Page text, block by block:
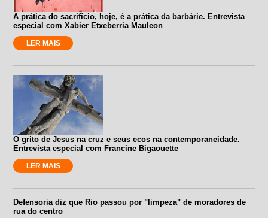
A prática do sacrifício, hoje, é a prática da barbárie. Entrevista
especial com Xabier Etxeberria Mauleon
LER MAIS
O grito de Jesus na cruz e seus ecos na contemporaneidade.
Entrevista especial com Francine Bigaouette
LER MAIS
Defensoria diz que Rio passou por "limpeza" de moradores de
rua do centro